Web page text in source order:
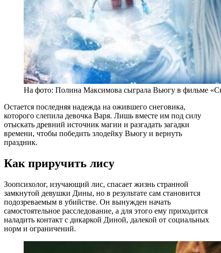
На фото: Полина Максимова сыграла Вьюгу в фильме
Остается последняя надежда на ожившего снеговика,
которого слепила девочка Варя. Лишь вместе им под силу
отыскать древний источник магии и разгадать загадки
времени, чтобы победить злодейку Вьюгу и вернуть
праздник.
Как приручить лису
Зоопсихолог, изучающий лис, спасает жизнь странной
замкнутой девушки Дины, но в результате сам становится
подозреваемым в убийстве. Он вынужден начать
самостоятельное расследование, а для этого ему приходится
наладить контакт с дикаркой Диной, далекой от социальных
норм и ограничений.